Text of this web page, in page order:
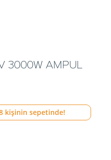
3000W AMPUL
kişinin sepetinde!